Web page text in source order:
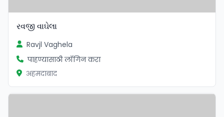
રવજી વાઘેલા
Ravjl Vaghela
पाहण्यासाठी लॉगिन करा
अहमदाबाद